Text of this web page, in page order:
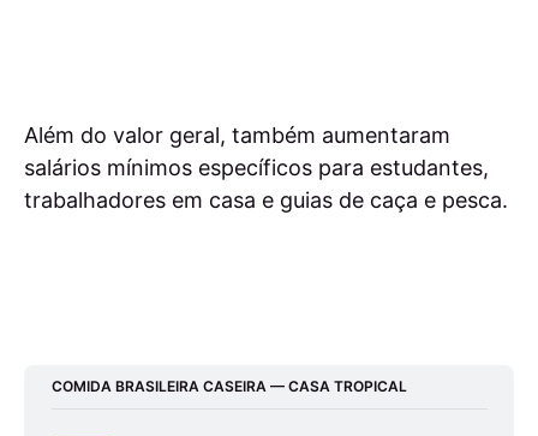
Além do valor geral, também aumentaram
salários mínimos específicos para estudantes,
trabalhadores em casa e guias de caça e pesca.
COMIDA BRASILEIRA CASEIRA — CASA TROPICAL